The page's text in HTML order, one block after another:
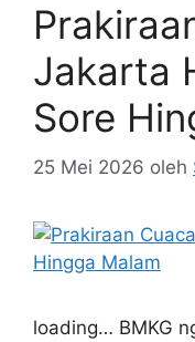
Jakarta
Sore
25 Mei 2026 oleh
loading… BMKG